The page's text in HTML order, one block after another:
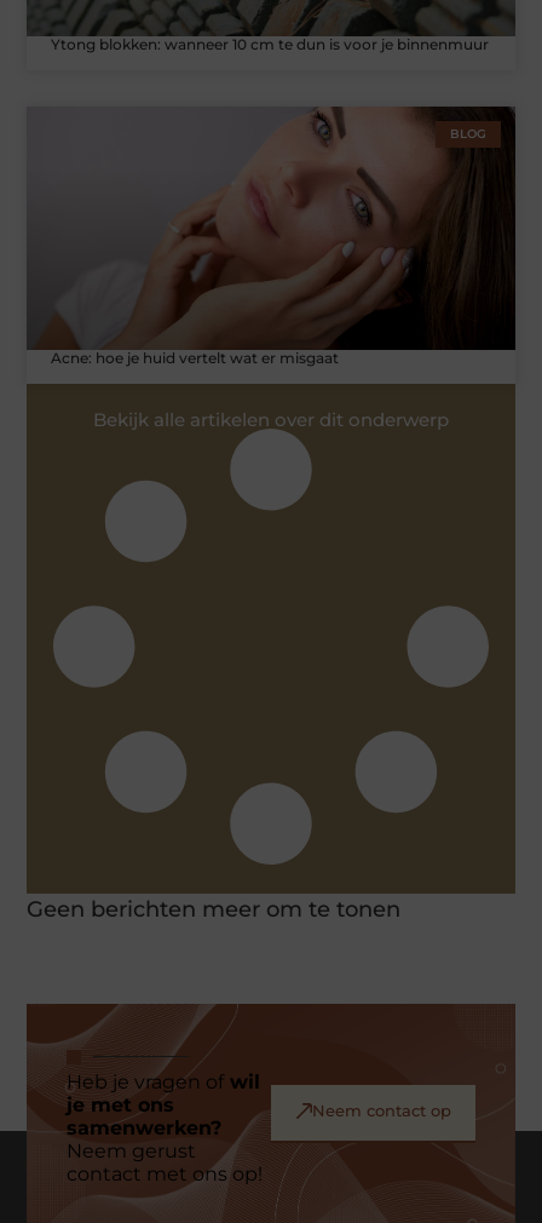
Ytong blokken: wanneer 10 cm te dun is voor je binnenmuur
BLOG
Acne: hoe je huid vertelt wat er misgaat
Bekijk alle artikelen over dit onderwerp
Geen berichten meer om te tonen
Heb je vragen ofwil
je met ons
samenwerken?
Neem gerust
contact met ons op!
Neem contact op